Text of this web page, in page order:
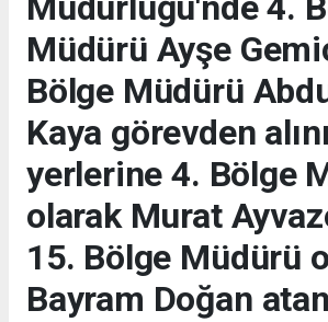
Müdürü Ayşe
Bölge Müdürü
Kaya görevden
yerlerine 4. Bölge
olarak Murat
15. Bölge Müdürü
Bayram Doğan